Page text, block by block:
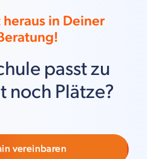
in Deiner
passt zu
noch Plätze?
vereinbaren